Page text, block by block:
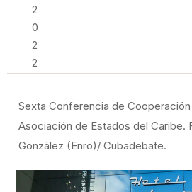
2
0
2
2
Sexta Conferencia de
Asociación de Estados del Caribe.
González (Enro)/ Cubadebate.